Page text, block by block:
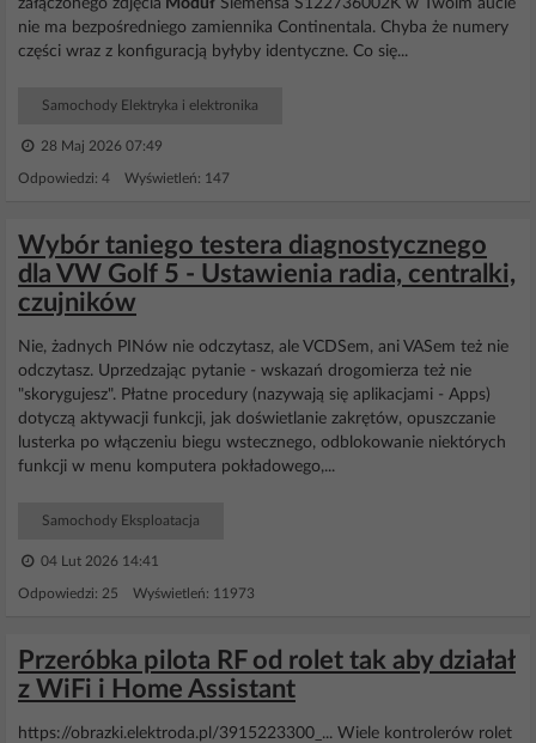
załączonego zdjęcia Moduł Siemensa S122736002K w Twoim aucie
nie ma bezpośredniego zamiennika Continentala. Chyba że numery
części wraz z konfiguracją byłyby identyczne. Co się...
Samochody Elektryka i elektronika
28 Maj 2026 07:49
Odpowiedzi: 4 Wyświetleń: 147
Wybór taniego testera diagnostycznego
dla VW Golf 5 - Ustawienia radia, centralki,
czujników
Nie, żadnych PINów nie odczytasz, ale VCDSem, ani VASem też nie
odczytasz. Uprzedzając pytanie - wskazań drogomierza też nie
"skorygujesz". Płatne procedury (nazywają się aplikacjami - Apps)
dotyczą aktywacji funkcji, jak doświetlanie zakrętów, opuszczanie
lusterka po włączeniu biegu wstecznego, odblokowanie niektórych
funkcji w menu komputera pokładowego,...
Samochody Eksploatacja
04 Lut 2026 14:41
Odpowiedzi: 25 Wyświetleń: 11973
Przeróbka pilota RF od rolet tak aby działał
z WiFi i Home Assistant
https://obrazki.elektroda.pl/3915223300_... Wiele kontrolerów rolet